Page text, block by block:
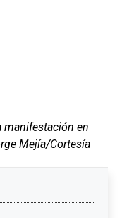
manifestación en
Mejía/Cortesía